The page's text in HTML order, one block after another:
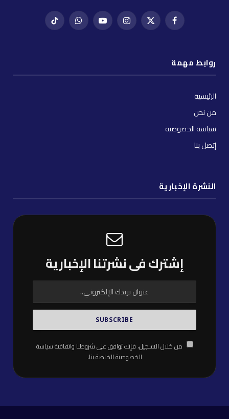
فيسبوكX
إنستغراميوتيوب واتساب تيك
روابط مهمة
الرئيسية
من نحن
سياسة الخصوصية
إتصل بنا
النشرة الإخبارية
إشترك فى نشرتنا الإخبارية
من خلال التسجيل، فإنك توافق على شروطنا واتفاقيةسياسة
الخصوصيةالخاصة بنا.